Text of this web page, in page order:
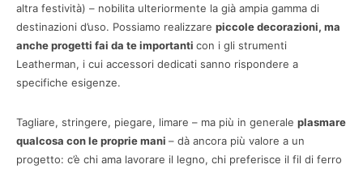
altra festività) – nobilita ulteriormente la già ampia gamma di
destinazioni d’uso. Possiamo realizzare piccole decorazioni, ma
anche progetti fai da te importanti con i gli strumenti
Leatherman, i cui accessori dedicati sanno rispondere a
specifiche esigenze.
Tagliare, stringere, piegare, limare – ma più in generale plasmare
qualcosa con le proprie mani – dà ancora più valore a un
progetto: c’è chi ama lavorare il legno, chi preferisce il fil di ferro